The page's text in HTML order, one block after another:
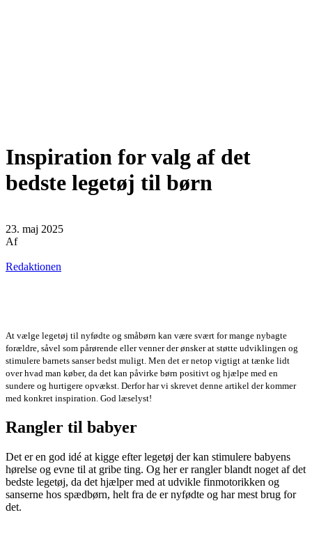
Inspiration for valg af det
bedste legetøj til børn
23. maj 2025
Af
Redaktionen
At vælge legetøj til nyfødte og småbørn kan være svært for mange nybagte
forældre, såvel som pårørende eller venner der ønsker at støtte udviklingen og
stimulere barnets sanser bedst muligt. Men det er netop vigtigt at tænke lidt
over hvad man køber, da det kan påvirke børn positivt og hjælpe med en
sundere og hurtigere opvækst. Derfor har vi skrevet denne artikel der kommer
med konkret inspiration. God læselyst!
Rangler til babyer
Det er en god idé at kigge efter legetøj der kan stimulere babyens
hørelse og evne til at gribe ting. Og her er rangler blandt noget af det
bedste legetøj, da det hjælper med at udvikle finmotorikken og
sanserne hos spædbørn, helt fra de er nyfødte og har mest brug for
det.